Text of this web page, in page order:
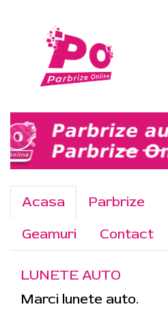
Acasa Parbrize
Geamuri
Contact
LUNETE AUTO
Marci lunete auto.